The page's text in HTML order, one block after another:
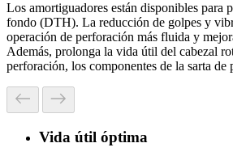
Los amortiguadores están disponibles para
fondo (DTH). La reducción de golpes y
operación de perforación más fluida y
Además, prolonga la vida útil del cabezal
perforación, los componentes de la sarta de
Vida útil óptima